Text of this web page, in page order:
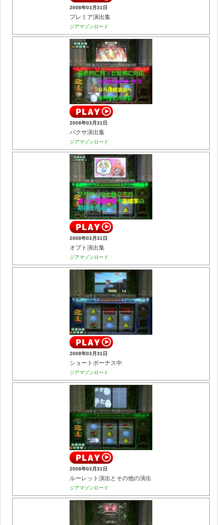
2008年03月31日
プレミア演出集
ジアマゾンロード
2008年03月31日
バクサ演出集
ジアマゾンロード
2008年03月31日
オプト演出集
ジアマゾンロード
2008年03月31日
ショートボーナス中
ジアマゾンロード
2008年03月31日
ルーレット演出とその他の演出
ジアマゾンロード